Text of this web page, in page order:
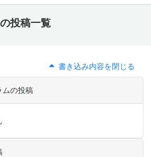
投稿一覧
書き込み内容を閉じる
ムの投稿